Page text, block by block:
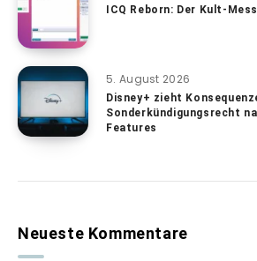
ICQ Reborn: Der Kult-
5. August 2026
Disney+ zieht
Sonderkündigungsrecht
Features
Neueste Kommentare